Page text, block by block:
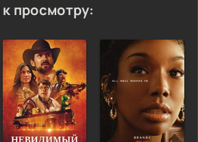
просмотру: